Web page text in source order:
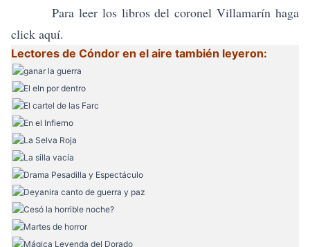
Para leer los libros del coronel Villamarín haga
click aquí.
Lectores de Cóndor en el aire también leyeron: